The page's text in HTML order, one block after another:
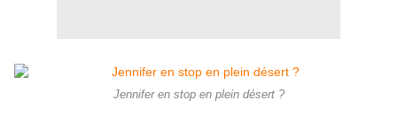
Jennifer en stop en plein désert ?